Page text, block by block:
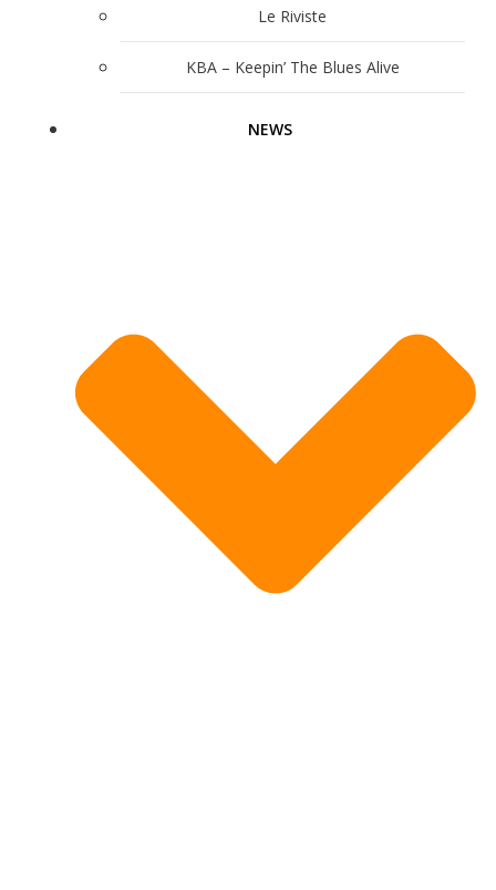
Le Riviste
KBA – Keepin’ The Blues Alive
NEWS